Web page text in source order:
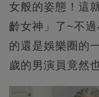
女般的姿態！這
齡女神」了~不
的還是娛樂圈的
歲的男演員竟然